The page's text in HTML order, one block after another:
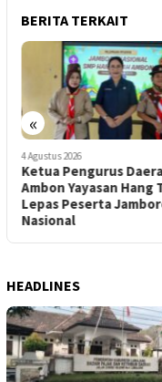
BERITA TERKAIT
«
4 Agustus 2026
Ketua Pengurus
Ambon Yayasan Hang
Lepas Peserta
Nasional
HEADLINES